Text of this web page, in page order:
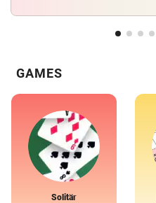
GAMES
Solitär